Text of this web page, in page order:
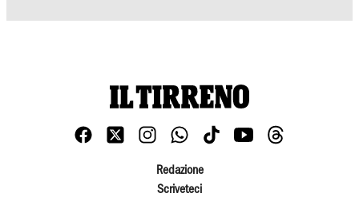
Redazione
Scriveteci